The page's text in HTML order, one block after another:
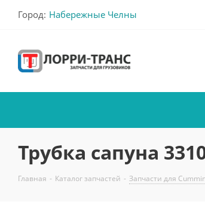
Город: Набережные Челны
Трубка сапуна
Главная - Каталог запчастей - Запчасти для